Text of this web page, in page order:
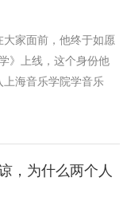
家面前，他终于如愿
》上线，这个身份他
上海音乐学院学音乐
，为什么两个人